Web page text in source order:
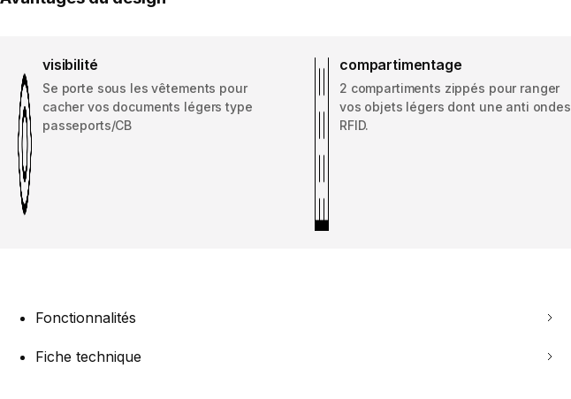
visibilité
Se porte sous les vêtements pour
cacher vos documents légers type
passeports/CB
compartimentage
2 compartiments zippés pour ranger
vos objets légers dont une anti ondes
RFID.
Fonctionnalités
Fiche technique